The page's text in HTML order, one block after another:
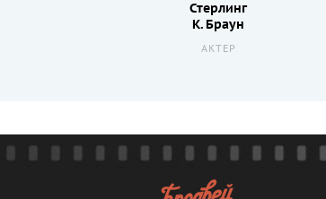
Стерлинг
К. Браун
АКТЕР